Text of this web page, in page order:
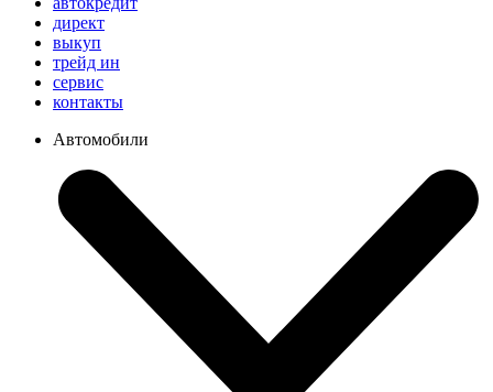
директ
выкуп
трейд ин
сервис
контакты
Автомобили